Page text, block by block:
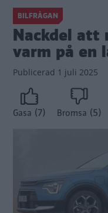
BILFRÅGAN
Nackdel
varm på en
Publicerad 1 juli 2025
Gasa (7) Bromsa (5)